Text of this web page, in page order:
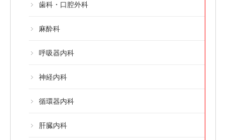
歯科・口腔外科
麻酔科
呼吸器内科
神経内科
循環器内科
肝臓内科